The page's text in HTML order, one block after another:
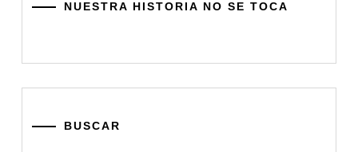
NUESTRA HISTORIA NO SE TOCA
BUSCAR